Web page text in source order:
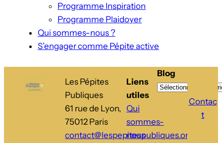
Programme Inspiration
Programme Plaidoyer
Qui sommes-nous ?
S’engager comme Pépite active
Les Pépites
Publiques
61 rue de Lyon,
75012 Paris
contact@lespepitespubliques.org
Liens
utiles
Qui
sommes-
nous
Blog
Contac
t